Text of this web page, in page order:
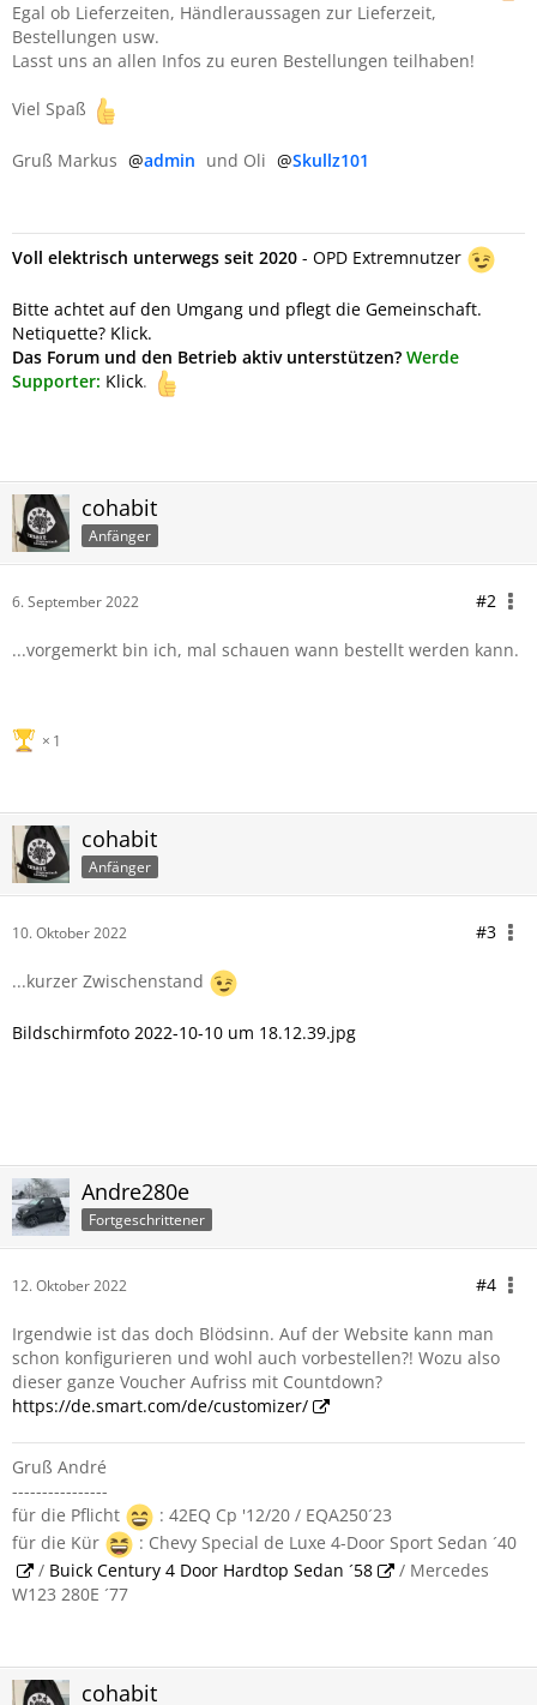
Egal ob Lieferzeiten, Händleraussagen zur Lieferzeit,
Bestellungen usw.
Lasst uns an allen Infos zu euren Bestellungen teilhaben!
Viel Spaß
Gruß Markus admin und Oli Skullz101
Voll elektrisch unterwegs seit 2020 - OPD Extremnutzer
Bitte achtet auf den Umgang und pflegt die Gemeinschaft.
Netiquette? Klick.
Das Forum und den Betrieb aktiv unterstützen? Werde
Supporter: Klick.
cohabit
Anfänger
6. September 2022 #2
...vorgemerkt bin ich, mal schauen wann bestellt werden kann.
1
cohabit
Anfänger
10. Oktober 2022 #3
...kurzer Zwischenstand
Bildschirmfoto 2022-10-10 um 18.12.39.jpg
Andre280e
Fortgeschrittener
12. Oktober 2022 #4
Irgendwie ist das doch Blödsinn. Auf der Website kann man
schon konfigurieren und wohl auch vorbestellen?! Wozu also
dieser ganze Voucher Aufriss mit Countdown?
https://de.smart.com/de/customizer/
Gruß André
----------------
für die Pflicht
: 42EQ Cp '12/20 / EQA250´23
für die Kür
: Chevy Special de Luxe 4-Door Sport Sedan ´40
/ Buick Century 4 Door Hardtop Sedan ´58
/ Mercedes
W123 280E ´77
cohabit